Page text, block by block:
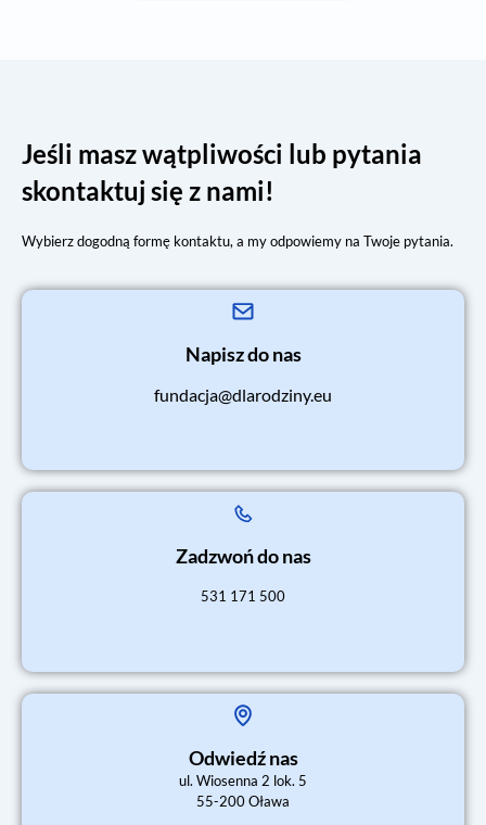
Jeśli masz wątpliwości lub pytania
skontaktuj się z nami!​
Wybierz dogodną formę kontaktu, a my odpowiemy na Twoje pytania.
Napisz do nas
fundacja@dlarodziny.eu
Zadzwoń do nas
531 171 500
Odwiedź nas
ul. Wiosenna 2 lok. 5
55-200 Oława